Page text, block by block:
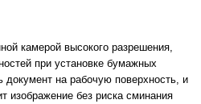
камерой высокого разрешения,
при установке бумажных
документ на рабочую поверхность, и
изображение без риска сминания